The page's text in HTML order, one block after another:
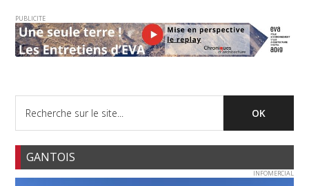
PUBLICITE
GANTOIS
INFOMERCIAL